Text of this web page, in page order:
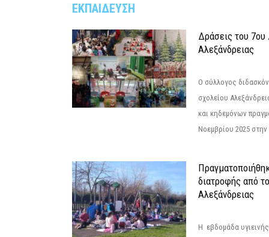
ΕΚΠΑΙΔΕΥΣΗ
Δράσεις του 7ου
Αλεξάνδρειας
Ο σύλλογος
σχολείου
και κηδεμόνων
Νοεμβρίου 2025
διατροφής από
Αλεξάνδρειας
Η εβδομάδα